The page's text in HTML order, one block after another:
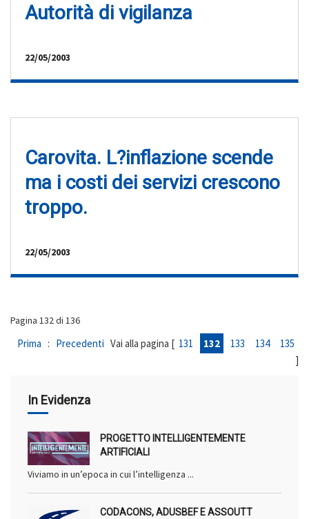
Autorità di vigilanza
22/05/2003
Carovita. L?inflazione scende
ma i costi dei servizi crescono
troppo.
22/05/2003
Pagina 132 di 136
Prima : Precedenti Vai alla pagina [ 131 132 133 134
135
]
In Evidenza
PROGETTO INTELLIGENTEMENTE
ARTIFICIALI
Viviamo in un’epoca in cui l’intelligenza ...
CODACONS, ADUSBEF E ASSOUTT